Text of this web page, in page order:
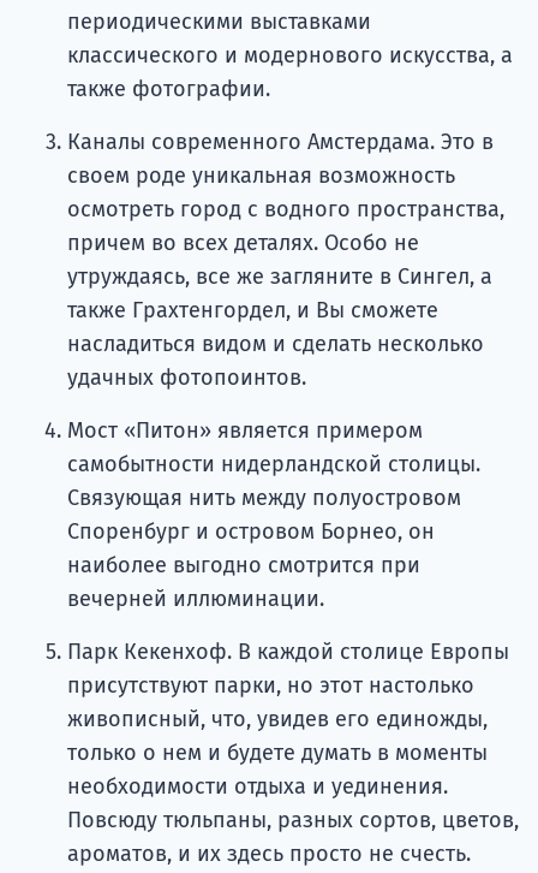
периодическими выставками
классического и модернового искусства, а
также фотографии.
Каналы современного Амстердама. Это в
своем роде уникальная возможность
осмотреть город с водного пространства,
причем во всех деталях. Особо не
утруждаясь, все же загляните в Сингел, а
также Грахтенгордел, и Вы сможете
насладиться видом и сделать несколько
удачных фотопоинтов.
Мост «Питон» является примером
самобытности нидерландской столицы.
Связующая нить между полуостровом
Споренбург и островом Борнео, он
наиболее выгодно смотрится при
вечерней иллюминации.
Парк Кекенхоф. В каждой столице Европы
присутствуют парки, но этот настолько
живописный, что, увидев его единожды,
только о нем и будете думать в моменты
необходимости отдыха и уединения.
Повсюду тюльпаны, разных сортов, цветов,
ароматов, и их здесь просто не счесть.